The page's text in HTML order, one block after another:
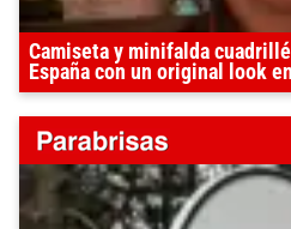
Camiseta y minifalda
España con un original look